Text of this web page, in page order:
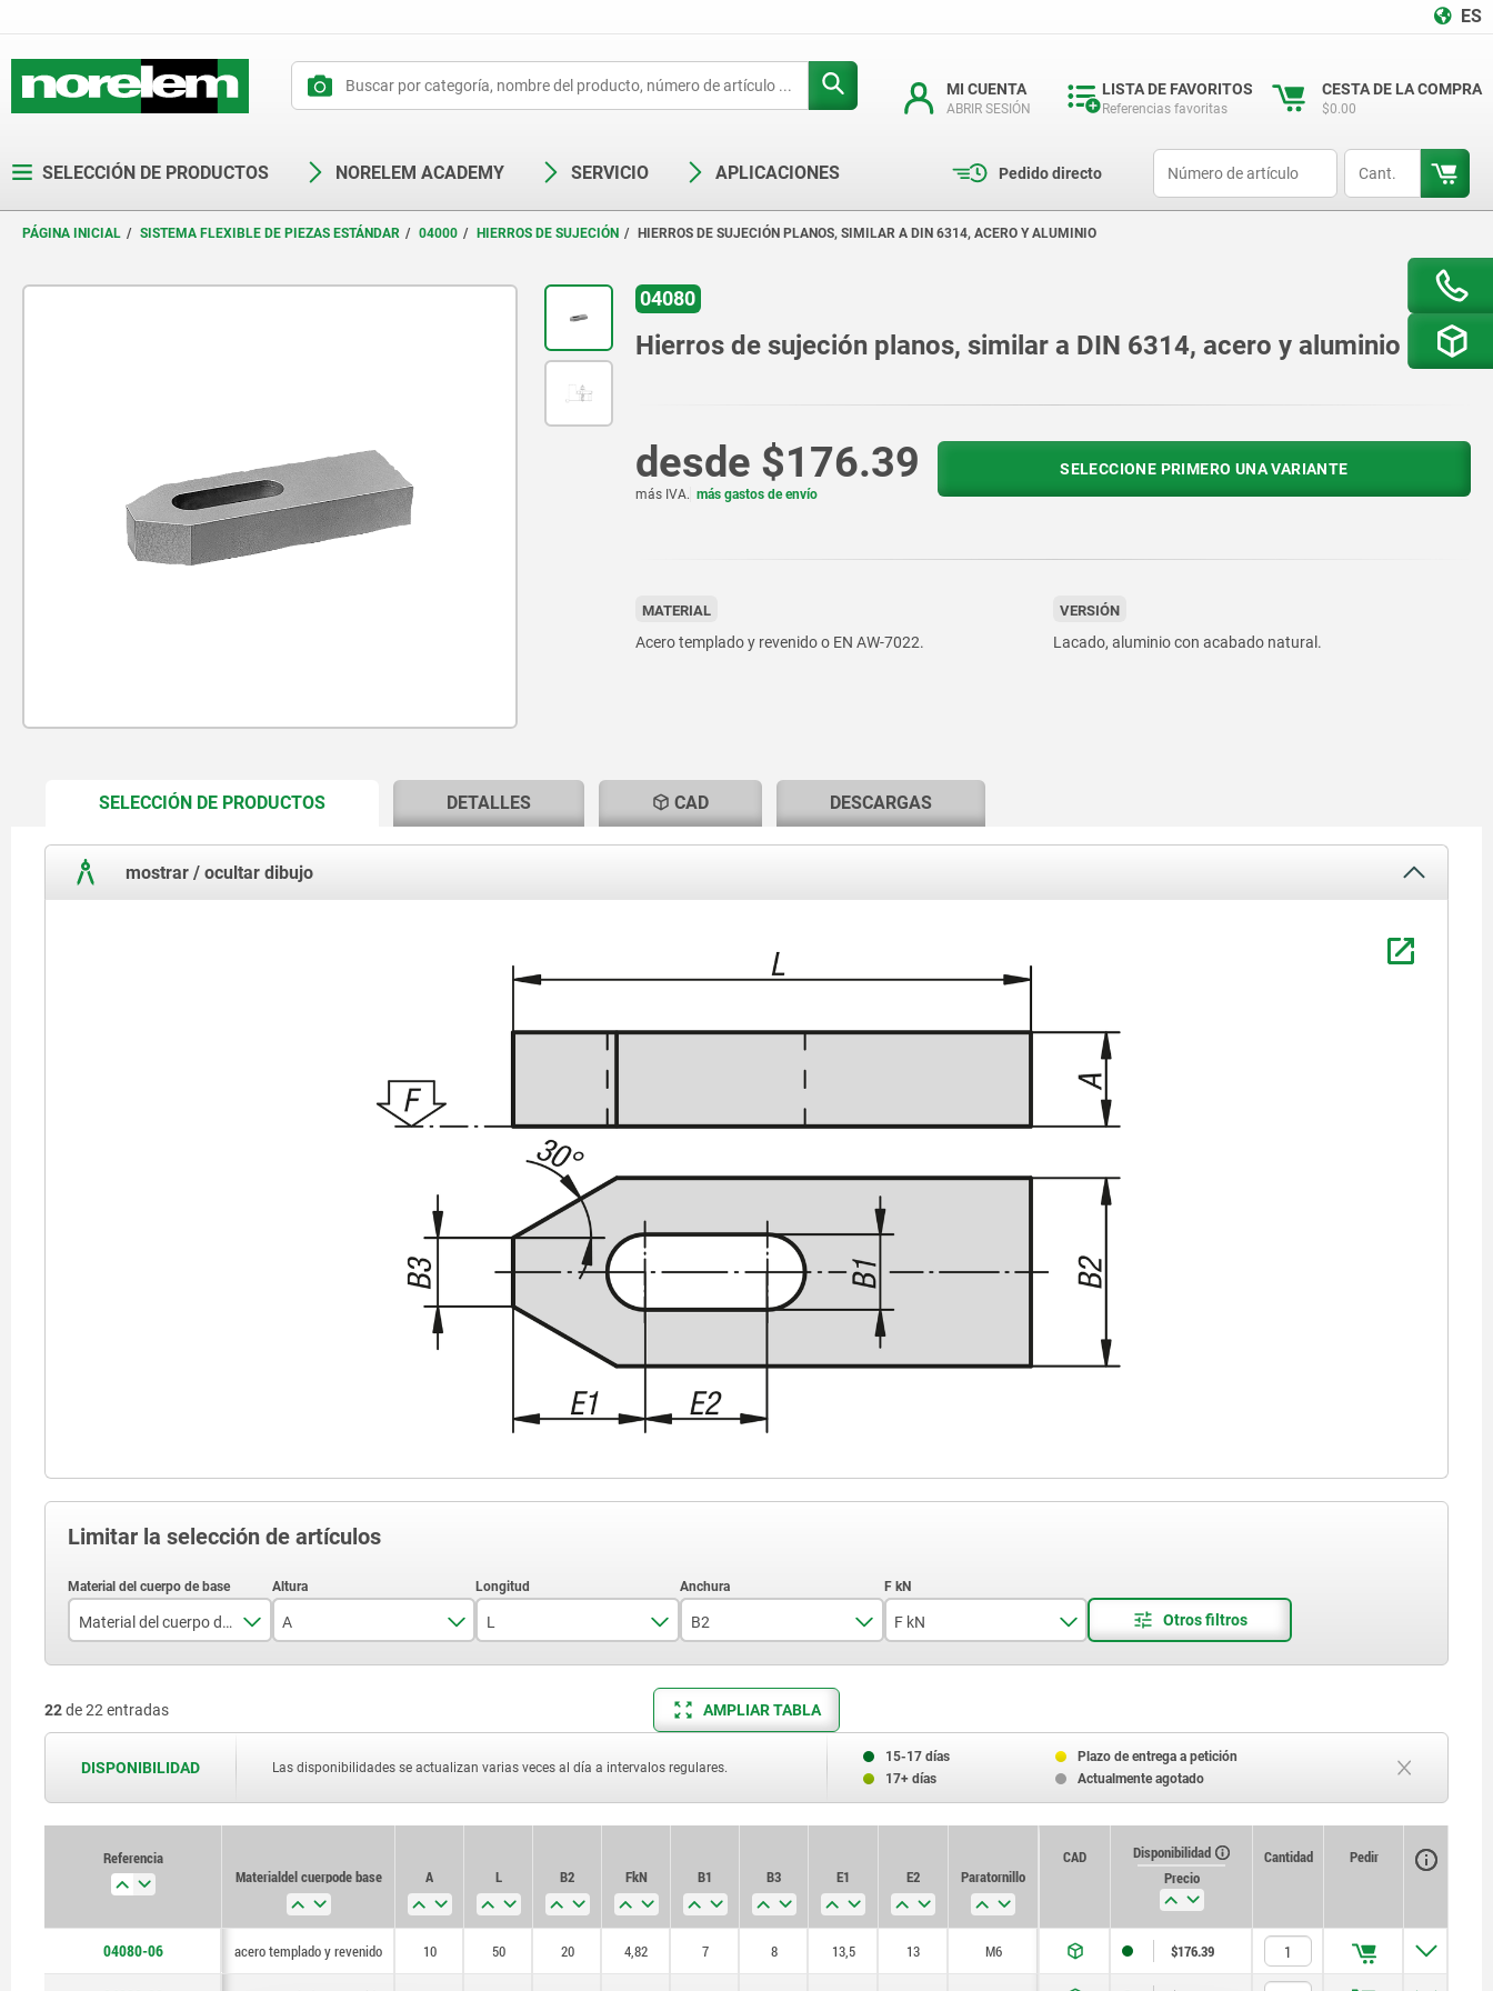
ES
MI CUENTA
ABRIR SESIÓN
LISTA DE FAVORITOS
Referencias favoritas
CESTA DE LA COMPRA
$0.00
SELECCIÓN DE PRODUCTOS NORELEM ACADEMY SERVICIO APLICACIONES Pedido directo
PÁGINA INICIAL SISTEMA FLEXIBLE DE PIEZAS ESTÁNDAR 04000 HIERROS DE SUJECIÓN HIERROS DE SUJECIÓN PLANOS, SIMILAR A DIN 6314, ACERO Y ALUMINIO
04080
Hierros de sujeción planos, similar a DIN 6314, acero y aluminio
desde $176.39
más IVA. más gastos de envío
SELECCIONE PRIMERO UNA VARIANTE
MATERIAL
Acero templado y revenido o EN AW-7022.
VERSIÓN
Lacado, aluminio con acabado natural.
SELECCIÓN DE PRODUCTOSCURRENT
DETALLES CAD DESCARGAS
mostrar / ocultar dibujo
Limitar la selección de artículos
Material del cuerpo de base
acero templado y revenido
aluminio
A
10
20
30
35
40
L
50
100
200
250
B2
20
25
40
70
80
F kN
4,82
13,9
20,2
58,8
84,7
135
22de 22 entradas AMPLIAR TABLA
DISPONIBILIDAD Las disponibilidades se actualizan varias veces al día a intervalos regulares.
15-17 días
Plazo de entrega a petición
17+ días
Actualmente agotado
Referencia
Material del cuerpo de base
A L B2 F kN B1 B3 E1 E2 Para tornillo
CAD
Disponibilidad
Precio
Cantidad Pedir
04080-06 acero templado y revenido 10 50 20 4,82 7 8 13,5 13 M6 $176.39